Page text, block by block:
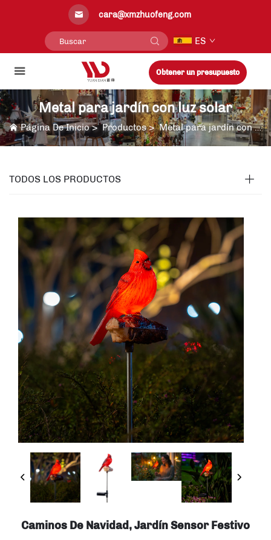
cara@xmzhuofeng.com
ES
Obtener un presupuesto
Metal para jardín con luz solar
Página De Inicio>Productos>Metal para jardín con luz solar
TODOS LOS PRODUCTOS
Caminos De Navidad, Jardín Sensor Festivo